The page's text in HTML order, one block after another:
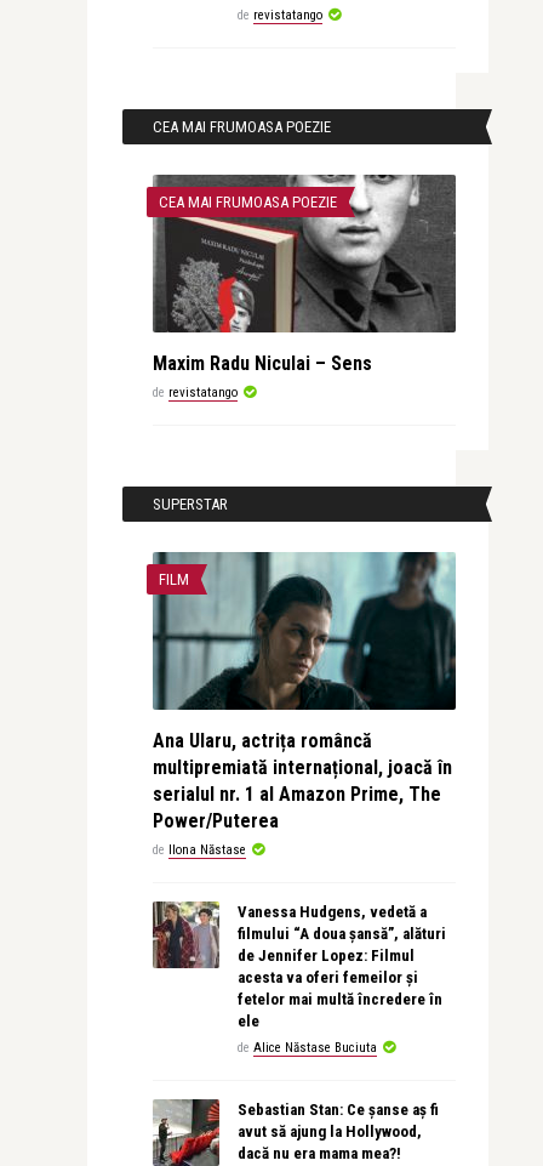
de revistatango
CEA MAI FRUMOASA POEZIE
CEA MAI FRUMOASA POEZIE
Maxim Radu Niculai – Sens
de revistatango
SUPERSTAR
FILM
Ana Ularu, actrița româncă
multipremiată internațional, joacă în
serialul nr. 1 al Amazon Prime, The
Power/Puterea
de Ilona Năstase
Vanessa Hudgens, vedetă a
filmului “A doua șansă”, alături
de Jennifer Lopez: Filmul
acesta va oferi femeilor și
fetelor mai multă încredere în
ele
de Alice Năstase Buciuta
Sebastian Stan: Ce șanse aș fi
avut să ajung la Hollywood,
dacă nu era mama mea?!